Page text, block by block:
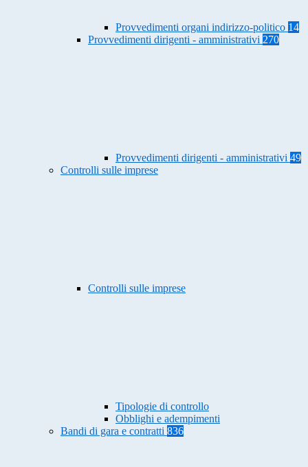
Provvedimenti organi indirizzo-politico 14
Provvedimenti dirigenti - amministrativi 270
Provvedimenti dirigenti - amministrativi 49
Controlli sulle imprese
Controlli sulle imprese
Tipologie di controllo
Obblighi e adempimenti
Bandi di gara e contratti 836